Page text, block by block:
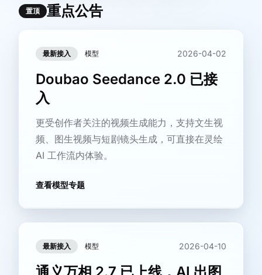
置顶 重点公告
最新接入 模型 2026-04-02
Doubao Seedance 2.0 已接
入
更受创作者关注的视频生成能力，支持文生视
频、图生视频与短剧镜头生成，可直接在灵绘
AI 工作流内体验。
查看模型专题
最新接入 模型 2026-04-10